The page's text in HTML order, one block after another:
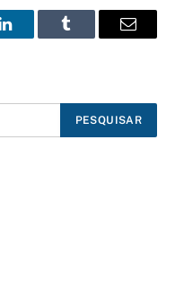
LinkedInTumblr
E-